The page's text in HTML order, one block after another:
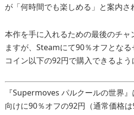
が「何時間でも楽しめる」と案内さ
本作を手に入れるための最後のチャ
ますが、Steamにて90％オフとな
コイン以下の92円で購入できるよう
『Supermoves パルクールの世界
向けに90％オフの92円（通常価格